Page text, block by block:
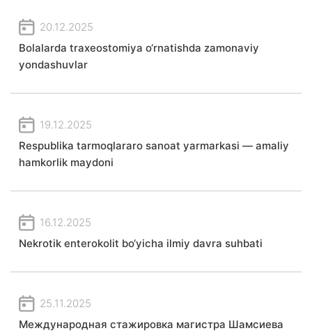
20.12.2025
Bolalarda traxeostomiya o‘rnatishda zamonaviy
yondashuvlar
19.12.2025
Respublika tarmoqlararo sanoat yarmarkasi — amaliy
hamkorlik maydoni
16.12.2025
Nekrotik enterokolit bo‘yicha ilmiy davra suhbati
25.11.2025
Международная стажировка магистра Шамсиева